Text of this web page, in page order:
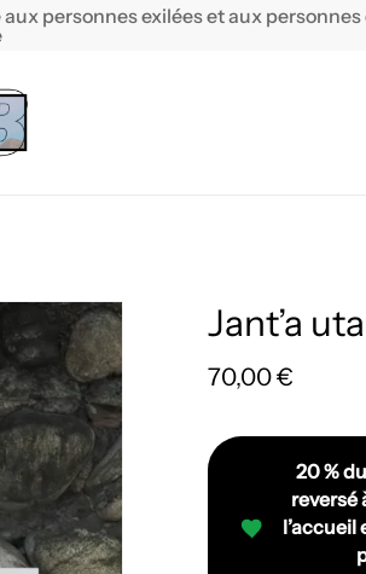
personnes exilées et aux personnes
Jant’a uta
70,00€
20 %
reversé
l’accueil